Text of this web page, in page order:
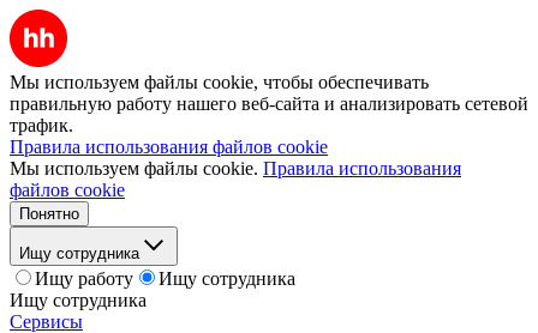
Мы используем файлы cookie, чтобы обеспечивать
правильную работу нашего веб-сайта и анализировать сетевой
трафик.
Правила использования файлов cookie
Мы используем файлы cookie. Правила использования
файлов cookie
Понятно
Ищу сотрудника
Ищу работу
Ищу сотрудника
Ищу сотрудника
Сервисы